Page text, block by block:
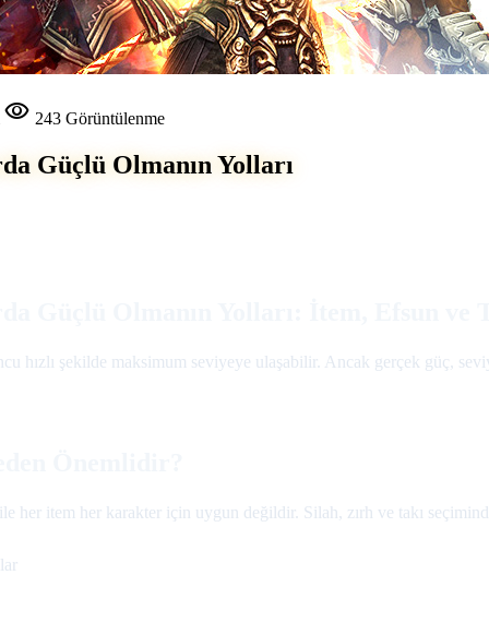
visibility 243 Görüntülenme
Güçlü Olmanın Yolları
hızlı şekilde maksimum seviyeye ulaşabilir. Ancak gerçek güç,
her item her karakter için uygun değildir. Silah, zırh ve takı